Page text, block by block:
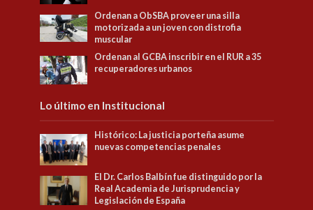
Ordenan a ObSBA proveer una silla
motorizada a un joven con distrofia
muscular
Ordenan al GCBA inscribir en el RUR a 35
recuperadores urbanos
Lo último en Institucional
Histórico: La justicia porteña asume
nuevas competencias penales
El Dr. Carlos Balbín fue distinguido por la
Real Academia de Jurisprudencia y
Legislación de España